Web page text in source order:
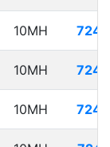
10MH
10MH
10MH